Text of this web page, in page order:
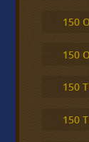
150
150
150
150